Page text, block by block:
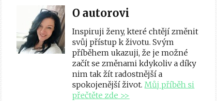
O autorovi
Inspiruji ženy, které chtějí změnit
svůj přístup k životu. Svým
příběhem ukazuji, že je možné
začít se změnami kdykoliv a díky
nim tak žít radostnější a
spokojenější život.Můj příběh si
přečtěte zde >>